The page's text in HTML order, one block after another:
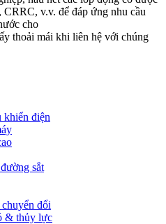
v.v. để đáp ứng nhu cầu
cho
thoải mái khi liên hệ với chúng
điện
sắt
đổi
& thủy lực